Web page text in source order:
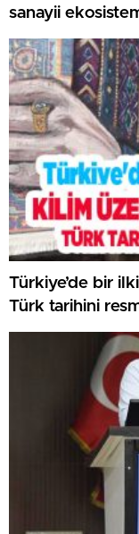
sanayii
edilmeli”..
Türkiye’de bir
Türk tarihini